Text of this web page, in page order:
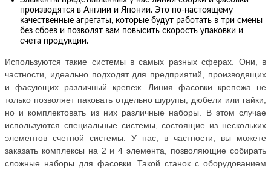
производятся в Англии и Японии. Это по-настоящему
качественные агрегаты, которые будут работать в три смены
без сбоев и позволят вам повысить скорость упаковки и
счета продукции.
Используются такие системы в самых разных сферах. Они, в
частности, идеально подходят для предприятий, производящих
и фасующих различный крепеж. Линия фасовки крепежа не
только позволяет паковать отдельно шурупы, дюбели или гайки,
но и комплектовать из них различные наборы. В этом случае
используются специальные системы, состоящие из нескольких
элементов счетной системы. У нас, в частности, вы можете
заказать комплексы на 2 и 4 элемента, позволяющие собирать
сложные наборы для фасовки. Такой станок с оборудованием